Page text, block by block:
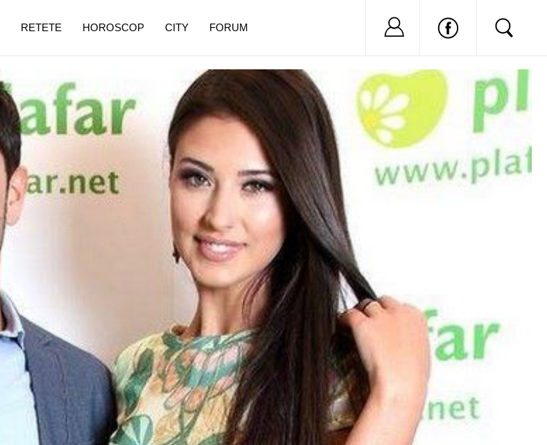
RETETE HOROSCOP CITY FORUM Nu ai cont?
de dureroasă este investigația